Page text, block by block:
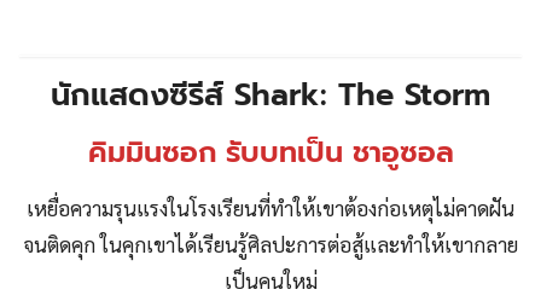
นักแสดงซีรีส์ Shark: The Storm
คิมมินซอก รับบทเป็น ชาอูซอล
เหยื่อความรุนแรงในโรงเรียนที่ทำให้เขาต้องก่อเหตุไม่คาดฝัน
จนติดคุก ในคุกเขาได้เรียนรู้ศิลปะการต่อสู้และทำให้เขากลาย
เป็นคนใหม่